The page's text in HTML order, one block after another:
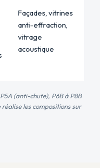
Façades, vitrines
anti-effraction,
vitrage
acoustique
(anti-chute), P6B à P8B
les compositions sur